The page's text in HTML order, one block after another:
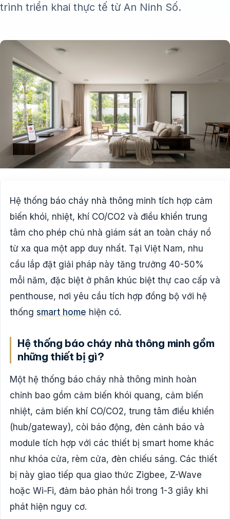
trình triển khai thực tế từ An Ninh Số.
Hệ thống báo cháy nhà thông minh tích hợp cảm
biến khói, nhiệt, khí CO/CO2 và điều khiển trung
tâm cho phép chủ nhà giám sát an toàn cháy nổ
từ xa qua một app duy nhất. Tại Việt Nam, nhu
cầu lắp đặt giải pháp này tăng trưởng 40-50%
mỗi năm, đặc biệt ở phân khúc biệt thự cao cấp và
penthouse, nơi yêu cầu tích hợp đồng bộ với hệ
thống smart home hiện có.
Hệ thống báo cháy nhà thông minh gồm
những thiết bị gì?
Một hệ thống báo cháy nhà thông minh hoàn
chỉnh bao gồm cảm biến khói quang, cảm biến
nhiệt, cảm biến khí CO/CO2, trung tâm điều khiển
(hub/gateway), còi báo động, đèn cảnh báo và
module tích hợp với các thiết bị smart home khác
như khóa cửa, rèm cửa, đèn chiếu sáng. Các thiết
bị này giao tiếp qua giao thức Zigbee, Z-Wave
hoặc Wi-Fi, đảm bảo phản hồi trong 1-3 giây khi
phát hiện nguy cơ.